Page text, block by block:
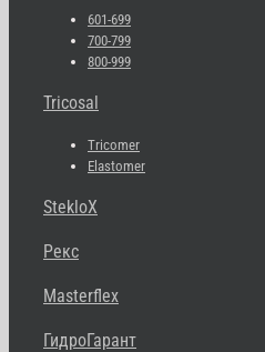
601-699
700-799
800-999
Tricosal
Tricomer
Elastomer
StekloX
Рекс
Masterflex
ГидроГарант